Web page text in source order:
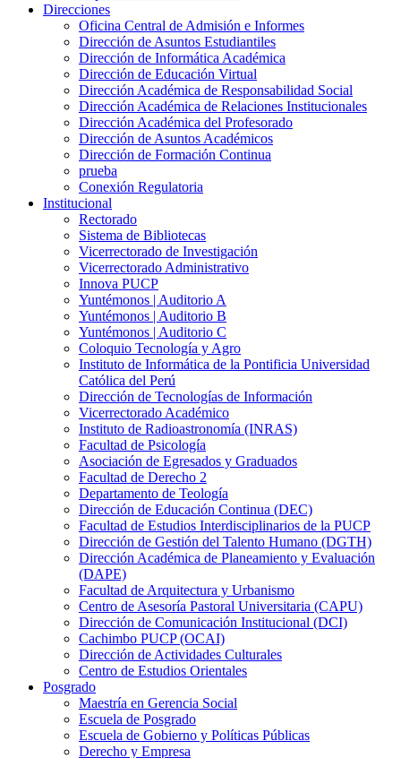
Direcciones
Oficina Central de Admisión e Informes
Dirección de Asuntos Estudiantiles
Dirección de Informática Académica
Dirección de Educación Virtual
Dirección Académica de Responsabilidad Social
Dirección Académica de Relaciones Institucionales
Dirección Académica del Profesorado
Dirección de Asuntos Académicos
Dirección de Formación Continua
prueba
Conexión Regulatoria
Institucional
Rectorado
Sistema de Bibliotecas
Vicerrectorado de Investigación
Vicerrectorado Administrativo
Innova PUCP
Yuntémonos | Auditorio A
Yuntémonos | Auditorio B
Yuntémonos | Auditorio C
Coloquio Tecnología y Agro
Instituto de Informática de la Pontificia Universidad
Católica del Perú
Dirección de Tecnologías de Información
Vicerrectorado Académico
Instituto de Radioastronomía (INRAS)
Facultad de Psicología
Asociación de Egresados y Graduados
Facultad de Derecho 2
Departamento de Teología
Dirección de Educación Continua (DEC)
Facultad de Estudios Interdisciplinarios de la PUCP
Dirección de Gestión del Talento Humano (DGTH)
Dirección Académica de Planeamiento y Evaluación
(DAPE)
Facultad de Arquitectura y Urbanismo
Centro de Asesoría Pastoral Universitaria (CAPU)
Dirección de Comunicación Institucional (DCI)
Cachimbo PUCP (OCAI)
Dirección de Actividades Culturales
Centro de Estudios Orientales
Posgrado
Maestría en Gerencia Social
Escuela de Posgrado
Escuela de Gobierno y Políticas Públicas
Derecho y Empresa